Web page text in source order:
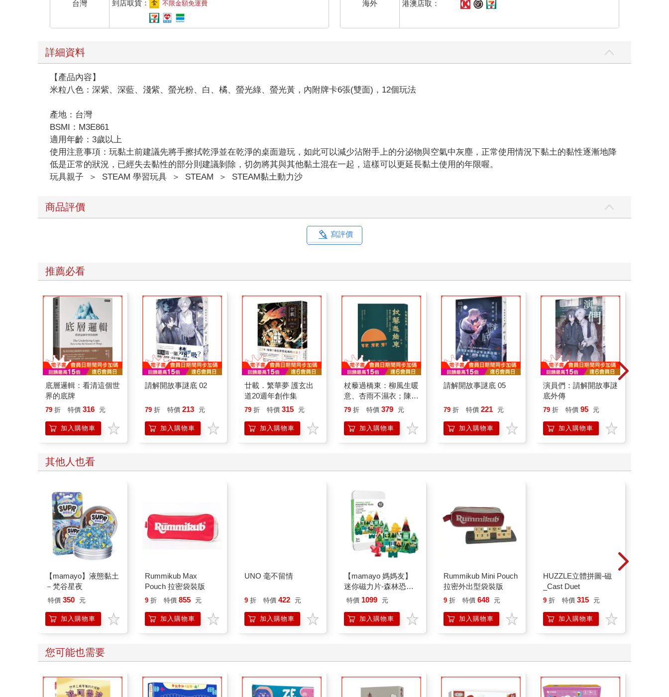
台灣
到店取貨：
不限金額免運費 海外 港澳店取：
詳細資料
【產品內容】
米粒八色：深紫、深藍、淺紫、螢光粉、白、橘、螢光綠、螢光黃，內附牌卡6張(雙面)，12個玩法
產地：台灣
BSMI：M3E861
適用年齡：3歲以上
使用注意事項：玩黏土前建議先將手擦拭乾淨並在乾淨的桌面遊玩，如此可以減少沾附手上的分泌物與空氣中灰塵，正常使用情況下黏土的黏性逐漸地降
低是正常的狀況，已經失去黏性的部分則建議剝除，切勿將其與其他黏土混在一起，這樣可以更延長黏土使用的年限喔。
玩具親子
＞ STEAM 學習玩具 ＞ STEAM ＞ STEAM黏土動力沙
商品評價
寫評價
推薦必看
底層邏輯：看清這個世
界的底牌
79 折 特價 316 元
加入購物車
請解開故事謎底 02
79 折 特價 213 元
加入購物車
廿載．繁華夢 護玄出
道20週年創作集
79 折 特價 315 元
加入購物車
杖藜過橋東：柳風生暖
意、杏雨不濕衣；陳亮
恭談以心轉境的適齡漫
79 折 特價 379 元
加入購物車
請解開故事謎底 05
79 折 特價 221 元
加入購物車
演員們：請解開故事謎
底外傳
79 折 特價 95 元
加入購物車
其他人也看
【mamayo】液態黏土
－梵谷星夜
特價 350 元
加入購物車
Rummikub Max
Pouch 拉密袋裝版
9 折 特價 855 元
加入購物車
9 折 特價 422 元
加入購物車
【mamayo 媽媽友】
迷你磁力片-森林恐龍
(42pcs/附鐵盒與說明
身攜帶款/教具)
特價 1099 元
加入購物車
Rummikub Mini Pouch
拉密外出型袋裝版
9 折 特價 648 元
加入購物車
HUZZLE立體拼圖-磁
_Cast Duet
9 折 特價 315 元
加入購物車
您可能也需要